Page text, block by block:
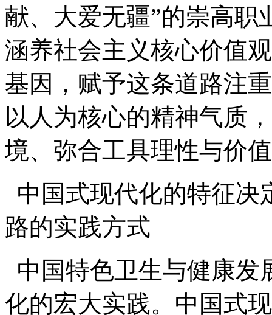
献、大爱无疆”的崇高职
涵养社会主义核心价值
基因，赋予这条道路注
以人为核心的精神气质
境、弥合工具理性与价
中国式现代化的特征决
路的实践方式
中国特色卫生与健康发
化的宏大实践。中国式